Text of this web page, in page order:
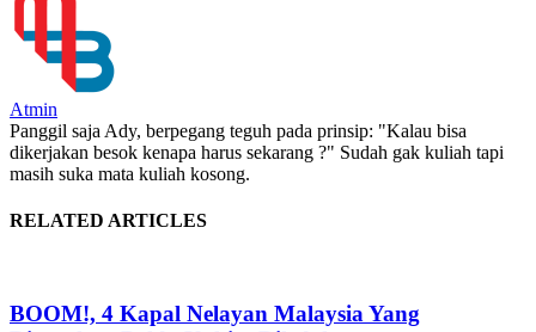
Atmin
Panggil saja Ady, berpegang teguh pada prinsip: "Kalau bisa
dikerjakan besok kenapa harus sekarang ?" Sudah gak kuliah tapi
masih suka mata kuliah kosong.
RELATED ARTICLES
BOOM!, 4 Kapal Nelayan Malaysia Yang